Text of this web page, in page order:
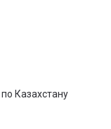
Казахстану